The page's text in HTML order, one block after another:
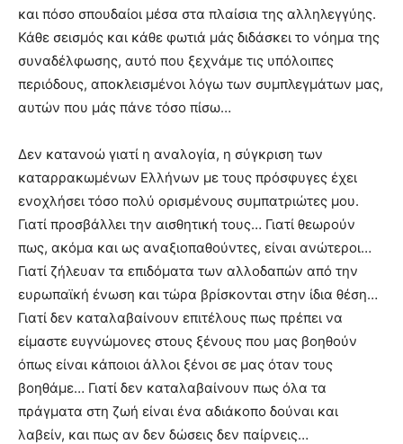
και πόσο σπουδαίοι μέσα στα πλαίσια της αλληλεγγύης.
Κάθε σεισμός και κάθε φωτιά μάς διδάσκει το νόημα της
συναδέλφωσης, αυτό που ξεχνάμε τις υπόλοιπες
περιόδους, αποκλεισμένοι λόγω των συμπλεγμάτων μας,
αυτών που μάς πάνε τόσο πίσω…
Δεν κατανοώ γιατί η αναλογία, η σύγκριση των
καταρρακωμένων Ελλήνων με τους πρόσφυγες έχει
ενοχλήσει τόσο πολύ ορισμένους συμπατριώτες μου.
Γιατί προσβάλλει την αισθητική τους… Γιατί θεωρούν
πως, ακόμα και ως αναξιοπαθούντες, είναι ανώτεροι…
Γιατί ζήλευαν τα επιδόματα των αλλοδαπών από την
ευρωπαϊκή ένωση και τώρα βρίσκονται στην ίδια θέση…
Γιατί δεν καταλαβαίνουν επιτέλους πως πρέπει να
είμαστε ευγνώμονες στους ξένους που μας βοηθούν
όπως είναι κάποιοι άλλοι ξένοι σε μας όταν τους
βοηθάμε… Γιατί δεν καταλαβαίνουν πως όλα τα
πράγματα στη ζωή είναι ένα αδιάκοπο δούναι και
λαβείν, και πως αν δεν δώσεις δεν παίρνεις…